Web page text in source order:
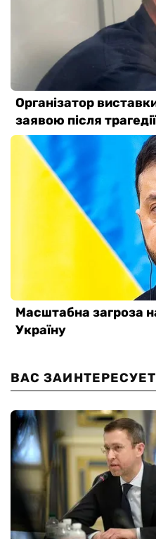
ВАС ЗАИНТЕРЕСУЕТ